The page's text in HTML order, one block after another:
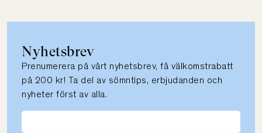
Nyhetsbrev
Prenumerera på vårt nyhetsbrev, få välkomstrabatt
på 200 kr! Ta del av sömntips, erbjudanden och
nyheter först av alla.